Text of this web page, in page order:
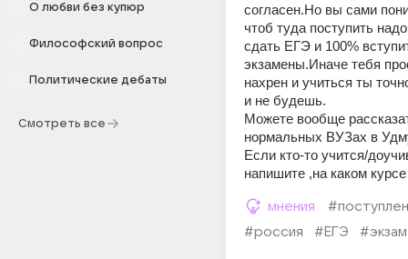
О любви без купюр
Философский вопрос
Политические дебаты
Смотреть все
согласен.Но вы сами
чтоб туда поступить
сдать ЕГЭ и 100%
экзамены.Иначе тебя
нахрен и учиться ты
и не будешь.
Можете вообще
нормальных ВУЗах в
Если кто-то учится/
напишите ,на каком
мнения
#россия
#ЕГЭ